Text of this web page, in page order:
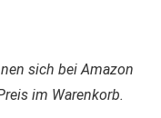
sich bei Amazon
im Warenkorb.